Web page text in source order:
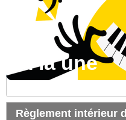
À la une
À la une
À la une
Règlement intérieur